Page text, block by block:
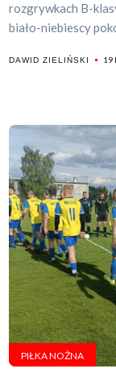
rozgrywkach B-
biało-niebiescy
DAWID ZIELIŃSKI 19
PIŁKA NOŻNA